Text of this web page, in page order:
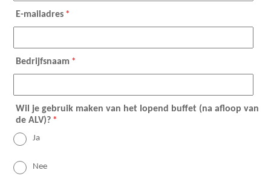
E-mailadres *
Bedrijfsnaam *
Wil je gebruik maken van het lopend buffet (na afloop van
de ALV)? *
Ja
Nee